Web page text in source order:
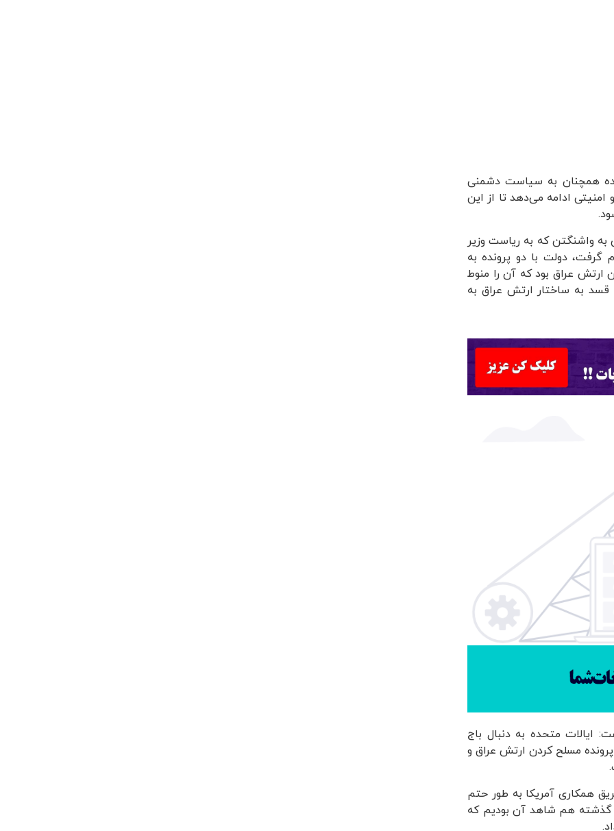
همچنان به سیاست دشمنی
ادامه می‌دهد تا از این
به واشنگتن که به ریاست وزیر
گرفت، دولت با دو پرونده به
ارتش عراق بود که آن را منوط
دوم خواستار الحاق 150 هزار نیروی قسد به ساختار ارتش عراق به
ایالات متحده به دنبال باج
مسلح کردن ارتش عراق و
همکاری آمریکا به طور حتم
گذشته هم شاهد آن بودیم که